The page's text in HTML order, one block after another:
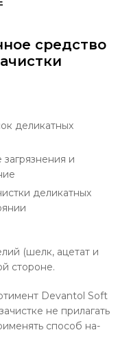
средство
деликатных
и
деликатных
(шелк, ацетат и
стороне.
Devantol Soft
не прилагать
способ на-